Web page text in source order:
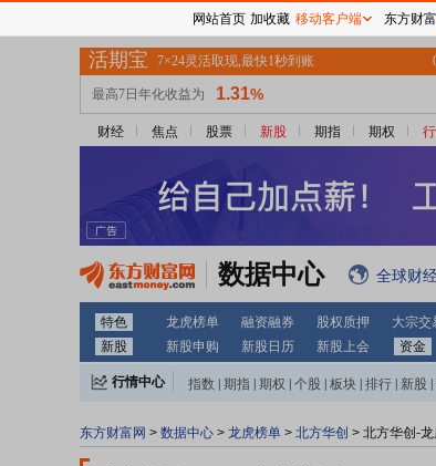
财经 焦点 股票 新股 期指 期权
数据中心 全球财
特色 龙虎榜单 融资融券 股权质押 大宗交
新股
新股申购 新股日历 新股上会 资金
行情中心 指数 期指 期权 个股 板块 排行 新股
东方财富网 > 数据中心 > 龙虎榜单 > 北方华创 > 北方华创-
网站首页 加收藏 移动客户端 东方财富